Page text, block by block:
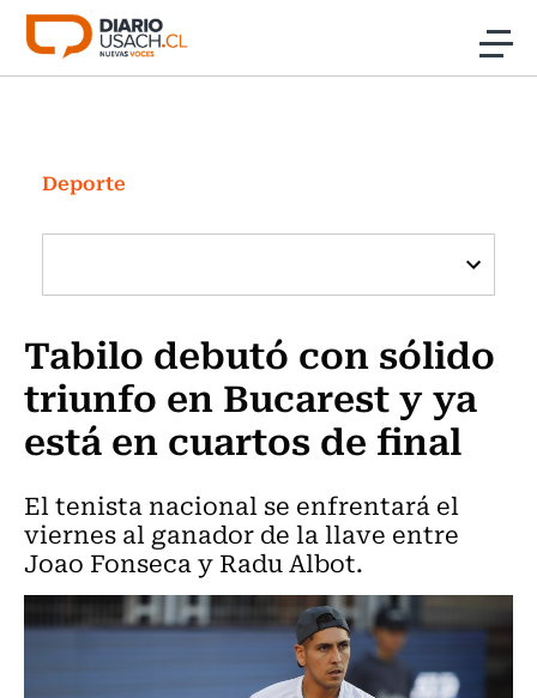
Click acá para ir directamente al contenido
Investigación
Cultura
Programas Radio y TV Usach
Deporte
Tabilo debutó con sólido
triunfo en Bucarest y ya
está en cuartos de final
El tenista nacional se enfrentará el
viernes al ganador de la llave entre
Joao Fonseca y Radu Albot.